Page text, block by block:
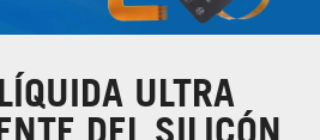
ULTRA
DEL SILICÓN